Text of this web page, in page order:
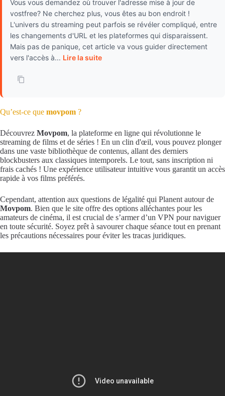
Vous vous demandez où trouver l'adresse mise à jour de
vostfree? Ne cherchez plus, vous êtes au bon endroit !
L'univers du streaming peut parfois se révéler compliqué, entre
les changements d'URL et les plateformes qui disparaissent.
Mais pas de panique, cet article va vous guider directement
vers l'accès à... Lire la suite
Qu’est-ce que movpom ?
Découvrez Movpom, la plateforme en ligne qui révolutionne le
streaming de films et de séries ! En un clin d'œil, vous pouvez plonger
dans une vaste bibliothèque de contenus, allant des derniers
blockbusters aux classiques intemporels. Le tout, sans inscription ni
frais cachés ! Une expérience utilisateur intuitive vous garantit un accès
rapide à vos films préférés.
Cependant, attention aux questions de légalité qui Planent autour de
Movpom. Bien que le site offre des options alléchantes pour les
amateurs de cinéma, il est crucial de s’armer d’un VPN pour naviguer
en toute sécurité. Soyez prêt à savourer chaque séance tout en prenant
les précautions nécessaires pour éviter les tracas juridiques.